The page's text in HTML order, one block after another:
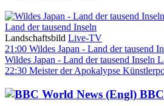
Land der tausend Inseln
Landschaftsbild Live-TV
21:00 Wildes Japan - Land der tausend
Wildes Japan - Land der tausend Inseln
22:30 Meister der Apokalypse